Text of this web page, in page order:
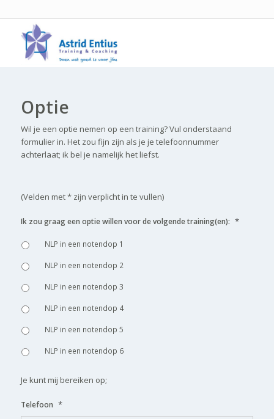
Optie
Wil je een optie nemen op een training? Vul onderstaand
formulier in. Het zou fijn zijn als je je telefoonnummer
achterlaat; ik bel je namelijk het liefst.
(Velden met * zijn verplicht in te vullen)
Ik zou graag een optie willen voor de volgende training(en): *
NLP in een notendop 1
NLP in een notendop 2
NLP in een notendop 3
NLP in een notendop 4
NLP in een notendop 5
NLP in een notendop 6
Je kunt mij bereiken op;
Telefoon *